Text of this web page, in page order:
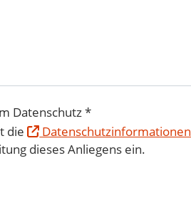
Datenschutz *
die
Datenschutzinformationen
dieses Anliegens ein.